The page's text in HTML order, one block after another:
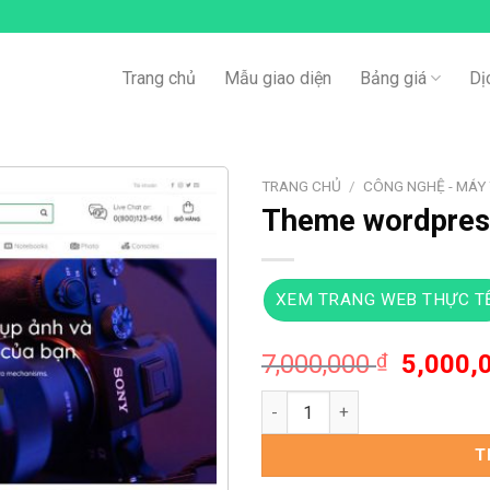
Trang chủ Mẫu giao diện Bảng giá
TRANG CHỦ / CÔNG NGHỆ - MÁY
Theme
XEM TRANG WEB THỰC
7,000,000₫
Giá
Theme wordpress đồ công